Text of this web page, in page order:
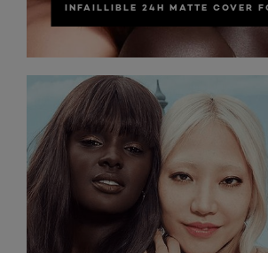
INFAILLIBLE 24H MATTE COVER